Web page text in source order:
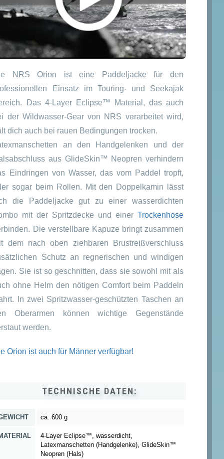
NRS Orion ist eine Paddeljacke für den
Einsatz im Touring- und Seekajak
Das 4-Layer Eclipse™ Material, das auch
der Wildwasser-Gear von NRS verarbeitet wird,
dich auch bei rauen Bedingungen trocken.
an den Handgelenken und der
aus GlideSkin™ Neopren verhindern
Eindringen von Wasser, das vom Paddel tropft,
sogar beim Rollen. Mit den Doppelkamin lässt
die Paddeljacke gut zu einer wasserdichten
mit der Spritzdecke und einer Trockenhose
Die verstellbare Kapuze bringt zusammen
dem nach oben ziehbaren Brustreißverschluss
Schutz an regnerischen und windigen
Sie ist so geschnitten, dass sie sowohl mit als
ohne Helm den nötigen Comfort beim Paddeln
In zwei Spritzwasser-geschützten Taschen an
Oberarmen können wichtige Gegenstände
werden.
Orion ist auch für Männer verfügbar!
TECHNISCHE DATEN:
ca. 600 g
4-Layer Eclipse™, wasserdicht,
Latexmanschetten (Handgelenke), GlideSkin™
Neopren (Hals)